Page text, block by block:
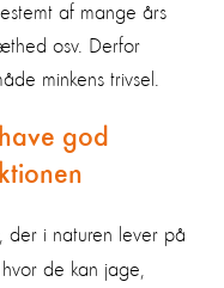
af mange års
osv. Derfor
minkens trivsel.
god
der i naturen lever på
de kan jage,